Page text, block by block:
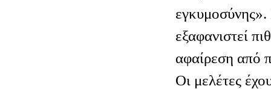
εξαφανιστεί
αφαίρεση από
Οι μελέτες